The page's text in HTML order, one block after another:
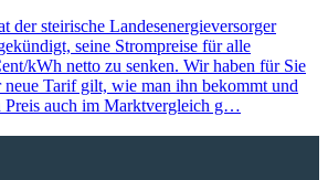
der steirische Landesenergieversorger
seine Strompreise für alle
kWh netto zu senken. Wir haben für Sie
Tarif gilt, wie man ihn bekommt und
Preis auch im Marktvergleich g…